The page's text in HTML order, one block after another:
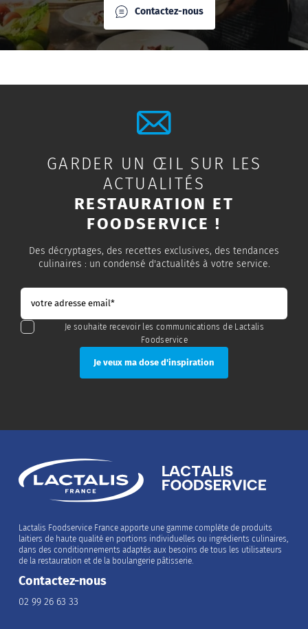
Contactez-nous
GARDER UN ŒIL SUR LES
ACTUALITÉS
RESTAURATION ET
FOODSERVICE !
Des décryptages, des recettes exclusives, des tendances
culinaires : un condensé d'actualités à votre service.
Je souhaite recevoir les communications de Lactalis
Foodservice
Lactalis Foodservice France apporte une gamme complète de produits
laitiers de haute qualité en portions individuelles ou ingrédients culinaires,
dans des conditionnements adaptés aux besoins de tous les utilisateurs
de la restauration et de la boulangerie pâtisserie.
Contactez-nous
02 99 26 63 33